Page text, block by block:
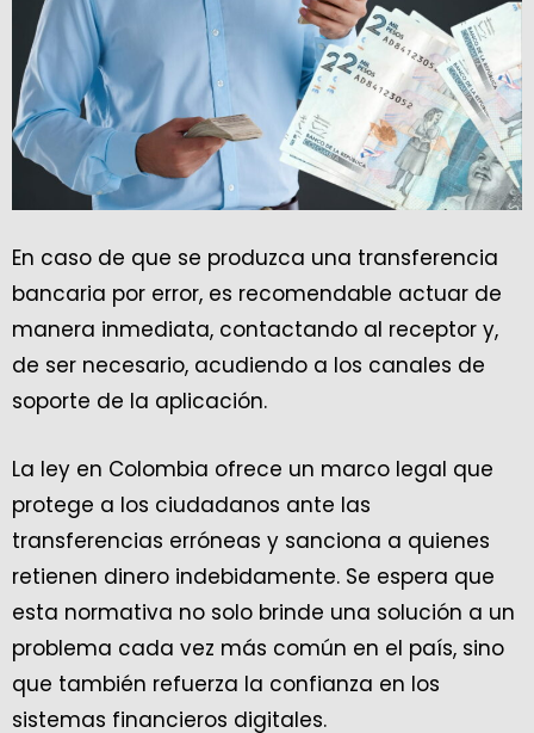
En caso de que se produzca una transferencia
bancaria por error, es recomendable actuar de
manera inmediata, contactando al receptor y,
de ser necesario, acudiendo a los canales de
soporte de la aplicación.
La ley en Colombia ofrece un marco legal que
protege a los ciudadanos ante las
transferencias erróneas y sanciona a quienes
retienen dinero indebidamente. Se espera que
esta normativa no solo brinde una solución a un
problema cada vez más común en el país, sino
que también refuerza la confianza en los
sistemas financieros digitales.